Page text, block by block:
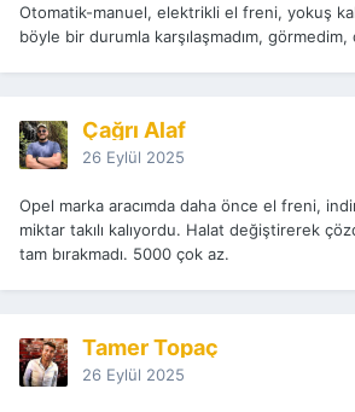
Otomatik-manuel, elektrikli el freni, yokuş
böyle bir durumla karşılaşmadım, görmedim,
Çağrı Alaf
26 Eylül 2025
Opel marka aracımda daha önce el freni,
miktar takılı kalıyordu. Halat değiştirerek
tam bırakmadı. 5000 çok az.
Tamer Topaç
26 Eylül 2025